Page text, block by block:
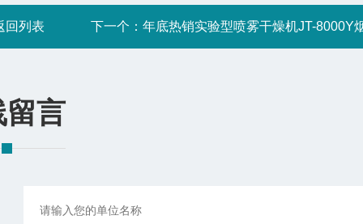
回列表 下一个： 年底热销实验型喷雾干燥机JT-8000Y
言